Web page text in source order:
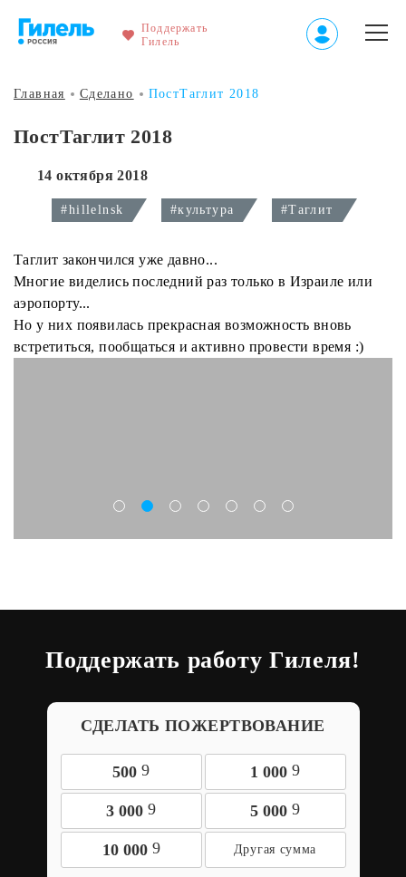
Поддержать
Гилель
Главная Сделано ПостТаглит 2018
ПостТаглит 2018
14 октября 2018
#hillelnsk #культура #Таглит
Таглит закончился уже давно...
Многие виделись последний раз только в Израиле или
аэропорту...
Но у них появилась прекрасная возможность вновь
встретиться, пообщаться и активно провести время :)
Поддержать работу Гилеля!
СДЕЛАТЬ ПОЖЕРТВОВАНИЕ
500 9 1 000 9
3 000 9 5 000 9
10 000 9